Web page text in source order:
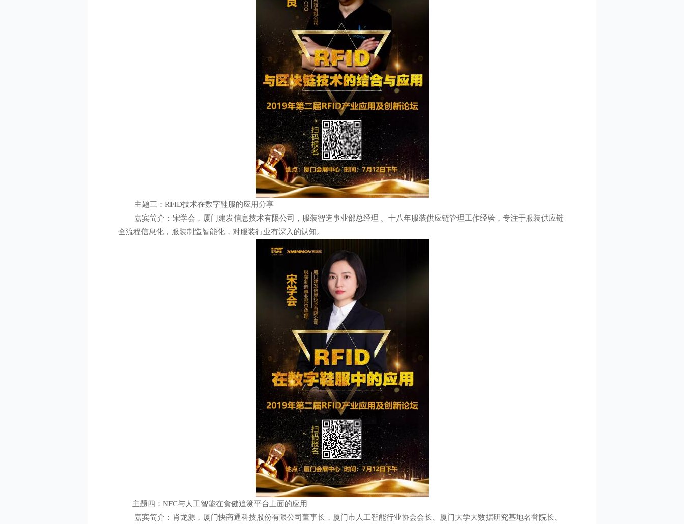
主题三：RFID技术在数字鞋服的应用分享
嘉宾简介：宋学会，厦门建发信息技术有限公司，服装智造事业部总经理 。十八年服装供应链管理工作经验，专注于服装供应链
全流程信息化，服装制造智能化，对服装行业有深入的认知。
主题四：NFC与人工智能在食健追溯平台上面的应用
嘉宾简介：肖龙源，厦门快商通科技股份有限公司董事长，厦门市人工智能行业协会会长、厦门大学大数据研究基地名誉院长、